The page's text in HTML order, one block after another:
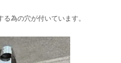
為の穴が付いています。